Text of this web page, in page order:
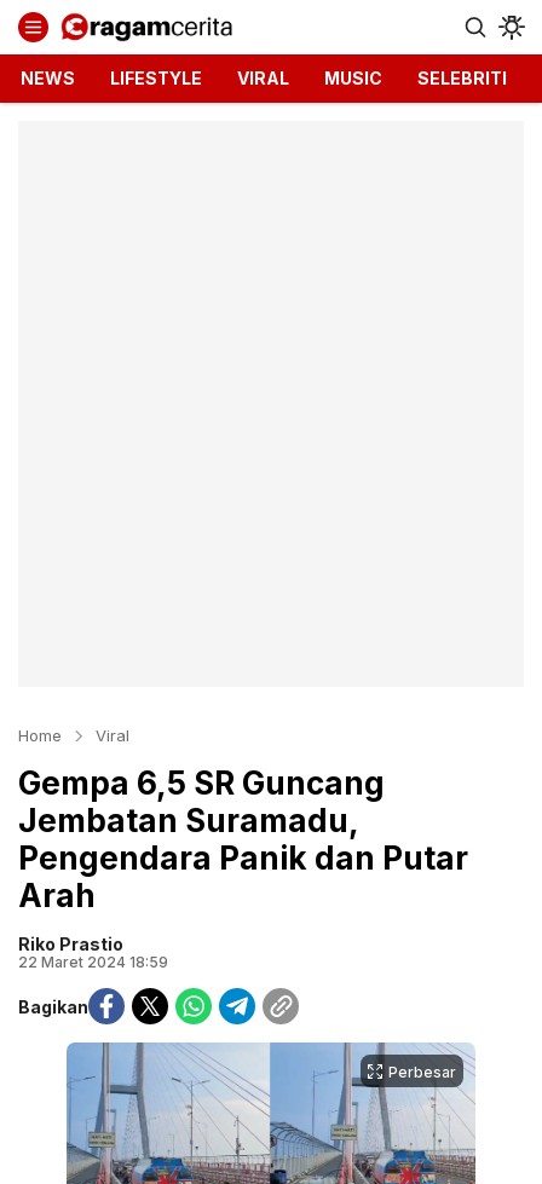
Ragamcerita.com
Informasi Terbaru dan Terkini
NEWS LIFESTYLE VIRAL MUSIC SELEBRITI
Home Viral
Gempa 6,5 SR Guncang
Jembatan Suramadu,
Pengendara Panik dan Putar
Arah
Riko Prastio
22 Maret 2024 18:59
Bagikan
Perbesar